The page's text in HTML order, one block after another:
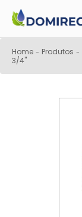
Home - Produtos -
3/4"